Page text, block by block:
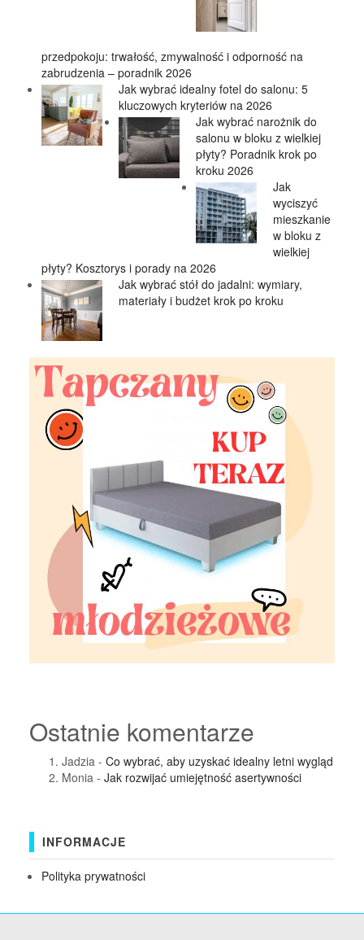
przedpokoju: trwałość, zmywalność i odporność na
zabrudzenia – poradnik 2026
Jak wybrać idealny fotel do salonu: 5
kluczowych kryteriów na 2026
Jak wybrać narożnik do
salonu w bloku z wielkiej
płyty? Poradnik krok po
kroku 2026
Jak
wyciszyć
mieszkanie
w bloku z
wielkiej
płyty? Kosztorys i porady na 2026
Jak wybrać stół do jadalni: wymiary,
materiały i budżet krok po kroku
Ostatnie komentarze
Jadzia - Co wybrać, aby uzyskać idealny letni wygląd
Monia - Jak rozwijać umiejętność asertywności
INFORMACJE
Polityka prywatności